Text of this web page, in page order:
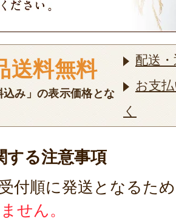
送料無料
込み」の表示価格とな
配送
お支
く
する注意事項
付順に発送となるため
せん。